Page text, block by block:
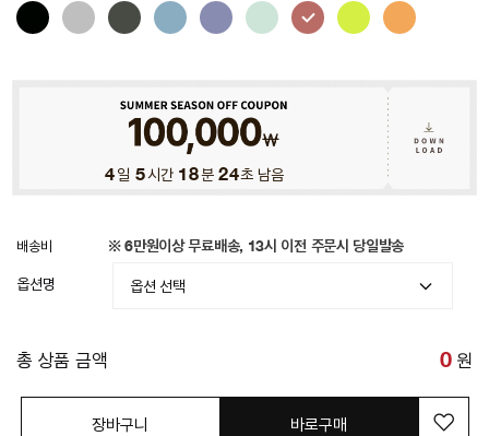
4일 5시간 18분 21초 남음
배송비 ※ 6만원이상 무료배송, 13시 이전 주문시 당일발송
옵션명
총 상품 금액 0 원
장바구니 바로구매